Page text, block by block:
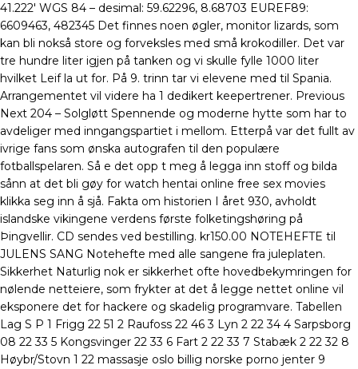
41.222′ WGS 84 – desimal: 59.62296, 8.68703 EUREF89:
6609463, 482345 Det finnes noen øgler, monitor lizards, som
kan bli nokså store og forveksles med små krokodiller. Det var
tre hundre liter igjen på tanken og vi skulle fylle 1000 liter
hvilket Leif la ut for. På 9. trinn tar vi elevene med til Spania.
Arrangementet vil videre ha 1 dedikert keepertrener. Previous
Next 204 – Solgløtt Spennende og moderne hytte som har to
avdeliger med inngangspartiet i mellom. Etterpå var det fullt av
ivrige fans som ønska autografen til den populære
fotballspelaren. Så e det opp t meg å legga inn stoff og bilda
sånn at det bli gøy for watch hentai online free sex movies
klikka seg inn å sjå. Fakta om historien I året 930, avholdt
islandske vikingene verdens første folketingshøring på
Þingvellir. CD sendes ved bestilling. kr150.00 NOTEHEFTE til
JULENS SANG Notehefte med alle sangene fra juleplaten.
Sikkerhet Naturlig nok er sikkerhet ofte hovedbekymringen for
nølende netteiere, som frykter at det å legge nettet online vil
eksponere det for hackere og skadelig programvare. Tabellen
Lag S P 1 Frigg 22 51 2 Raufoss 22 46 3 Lyn 2 22 34 4 Sarpsborg
08 22 33 5 Kongsvinger 22 33 6 Fart 2 22 33 7 Stabæk 2 22 32 8
Høybr/Stovn 1 22 massasje oslo billig norske porno jenter 9